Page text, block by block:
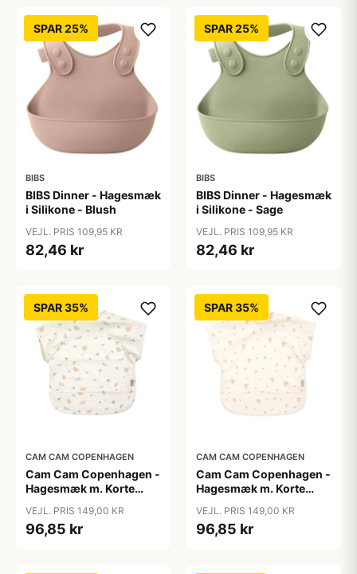
SPAR 25%
BIBS
BIBS Dinner - Hagesmæk
i Silikone - Blush
VEJL. PRIS 109,95 KR
82,46 kr
SPAR 25%
BIBS
BIBS Dinner - Hagesmæk
i Silikone - Sage
VEJL. PRIS 109,95 KR
82,46 kr
SPAR 35%
CAM CAM COPENHAGEN
Cam Cam Copenhagen -
Hagesmæk m. Korte
VEJL. PRIS 149,00 KR
96,85 kr
SPAR 35%
CAM CAM COPENHAGEN
Cam Cam Copenhagen -
Hagesmæk m. Korte
VEJL. PRIS 149,00 KR
96,85 kr